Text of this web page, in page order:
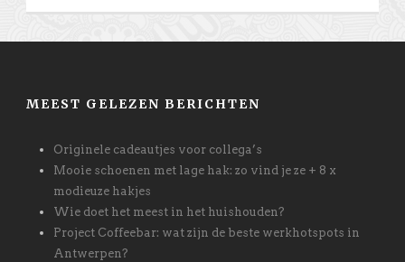
MEEST GELEZEN BERICHTEN
Originele cadeautjes voor collega’s
Mooie schoenen met lage hak: zo vind je ze + 8 x
modieuze hakjes
Wie doet het meest in het huishouden?
Project Coffeebar: wat zijn de beste werkhotspots in
Antwerpen?